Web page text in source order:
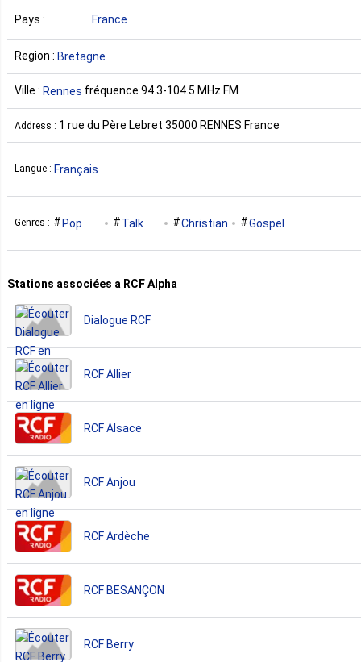
Pays : France
Region : Bretagne
Ville : Rennes fréquence 94.3-104.5 MHz FM
Address : 1 rue du Père Lebret 35000 RENNES France
Langue : Français
Genres : Pop Talk Christian Gospel
Stations associées a RCF Alpha
Dialogue RCF
RCF Allier
RCF Alsace
RCF Anjou
RCF Ardèche
RCF BESANÇON
RCF Berry